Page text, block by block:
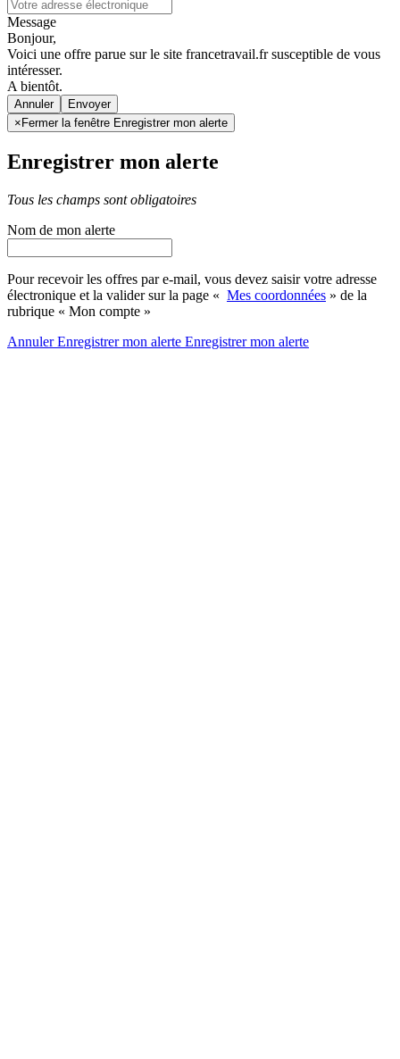
Message
Bonjour,
Voici une offre parue sur le site francetravail.fr susceptible de vous
intéresser.
A bientôt.
Annuler
× Fermer la fenêtre Enregistrer mon alerte
Enregistrer mon alerte
Tous les champs sont obligatoires
Nom de mon alerte
Pour recevoir les offres par e-mail, vous devez saisir votre adresse
électronique et la valider sur la page « Mes coordonnées » de la
rubrique « Mon compte »
AnnulerEnregistrer mon alerte Enregistrermon alerte